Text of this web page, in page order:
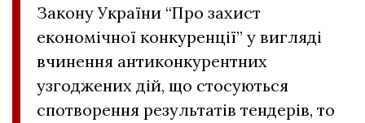
Закону України “Про захист
економічної конкуренції” у вигляді
вчинення антиконкурентних
узгоджених дій, що стосуються
спотворення результатів тендерів, то